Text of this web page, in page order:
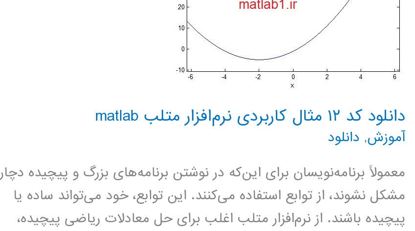
دانلود کد ۱۲ مثال کاربردی نرم‌افزار متلب matlab
آموزش, دانلود
معمولاً برنامه‌نویسان برای این‌که در نوشتن برنامه‌های بزرگ و پیچیده دچار
مشکل نشوند، از توابع استفاده می‌کنند. این توابع، خود می‌تواند ساده یا
پیچیده باشند. از نرم‌افزار متلب اغلب برای حل معادلات ریاضی پیچیده،